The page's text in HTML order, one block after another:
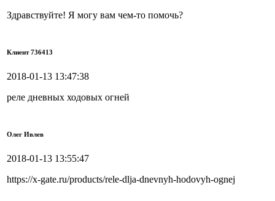
Здравствуйте! Я могу вам чем-то помочь?
Клиент 736413
2018-01-13 13:47:38
реле дневных ходовых огней
Олег Ивлев
2018-01-13 13:55:47
https://x-gate.ru/products/rele-dlja-dnevnyh-hodovyh-ognej